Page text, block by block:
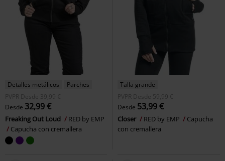
Detalles metálicos
Parches
PVPR
Desde 39,99 €
Desde 32,99 €
Freaking Out Loud
RED by EMP
Capucha con cremallera
Talla grande
PVPR
Desde
59,99 €
Desde 53,99 €
Closer RED by EMP
Capucha
con cremallera